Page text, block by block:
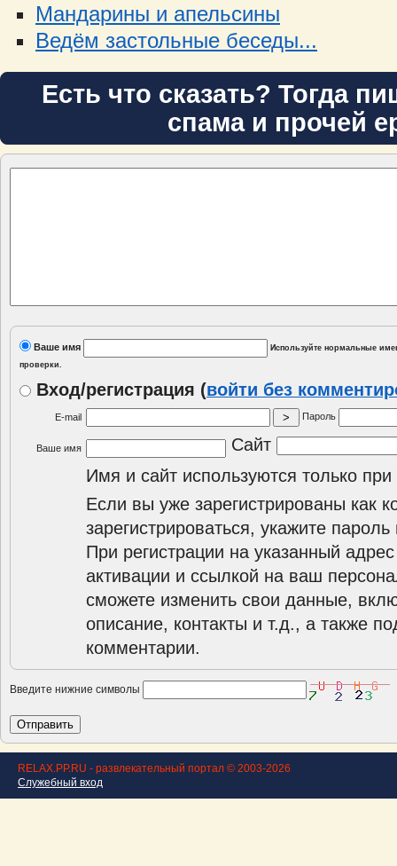
Мандарины и апельсины
Ведём застольные беседы...
Есть что сказать? Тогда
спама и прочей
Ваше имя
Используйте нормальные
проверки.
Вход/регистрация (войти без
E-mail Пароль
Ваше имя
Сайт
Имя и сайт используются только при
Если вы уже зарегистрированы как
зарегистрироваться, укажите
При регистрации на указанный
активации и ссылкой на ваш
сможете изменить свои данные,
описание, контакты и т.д., а также
комментарии.
Введите нижние символы
RELAX.PP.RU - развлекательный портал © 2003-2026
Служебный вход